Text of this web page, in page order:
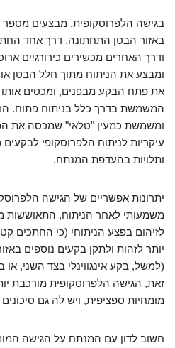
באזור הבטן התחתונה. דרך אחד
ודרך האחרים מכשירים כירורגיים
ומבצע את הניתוח מתוך חלל הבטן
את פתח הבקע מבפנים, ומכסים אותו
המשמשת בדרך כלל בניתוח פתוח.
ומשמשת כמעין "טלאי" שמכסה את
ותלויות בהעדפת המנתח.
יתרונות אפשריים של הגישה
משמעותי לאחר הניתוח, התאוששות
לזיהום בפצע הניתוחי (כי החתכים
יותר לזהות ולתקן בקעים נוספים
(למשל, בקע אינגווינלי בצד השני, או
זאת, הגישה הלפרוסקופית מורכבת
מומחיות ספציפית, ויש לה גם
חשוב לדון עם המנתח על הגישה